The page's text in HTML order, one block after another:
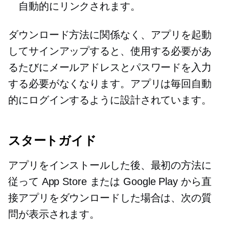
自動的にリンクされます。
ダウンロード方法に関係なく、アプリを起動
してサインアップすると、使用する必要があ
るたびにメールアドレスとパスワードを入力
する必要がなくなります。アプリは毎回自動
的にログインするように設計されています。
スタートガイド
アプリをインストールした後、最初の方法に
従って App Store または Google Play から直
接アプリをダウンロードした場合は、次の質
問が表示されます。